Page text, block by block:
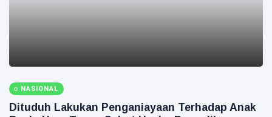
NASIONAL
Dituduh Lakukan Penganiayaan Terhadap Anak